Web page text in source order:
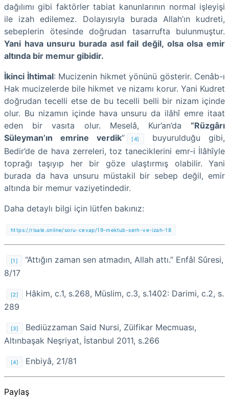
dağılımı gibi faktörler tabiat kanunlarının normal işleyişi
ile izah edilemez. Dolayısıyla burada Allah’ın kudreti,
sebeplerin ötesinde doğrudan tasarrufta bulunmuştur.
Yani hava unsuru burada asıl fail değil, olsa olsa emir
altında bir memur gibidir.
İkinci İhtimal: Mucizenin hikmet yönünü gösterir. Cenâb-ı
Hak mucizelerde bile hikmet ve nizamı korur. Yani Kudret
doğrudan tecelli etse de bu tecelli belli bir nizam içinde
olur. Bu nizamın içinde hava unsuru da ilâhî emre itaat
eden bir vasıta olur. Meselâ, Kur’an’da “Rüzgârı
Süleyman’ın emrine verdik” [4]
buyurulduğu gibi,
Bedir’de de hava zerreleri, toz taneciklerini emr-i İlâhîyle
toprağı taşıyıp her bir göze ulaştırmış olabilir. Yani
burada da hava unsuru müstakil bir sebep değil, emir
altında bir memur vaziyetindedir.
Daha detaylı bilgi için lütfen bakınız:
https://risale.online/soru-cevap/19-mektub-serh-ve-izah-18
[1]
“Attığın zaman sen atmadın, Allah attı.” Enfâl Sûresi,
8/17
[2]
Hâkim, c.1, s.268, Müslim, c.3, s.1402: Darimi, c.2, s.
289
[3]
Bediüzzaman Said Nursi, Zülfikar Mecmuası,
Altınbaşak Neşriyat, İstanbul 2011, s.266
[4] Enbiyâ, 21/81
Paylaş